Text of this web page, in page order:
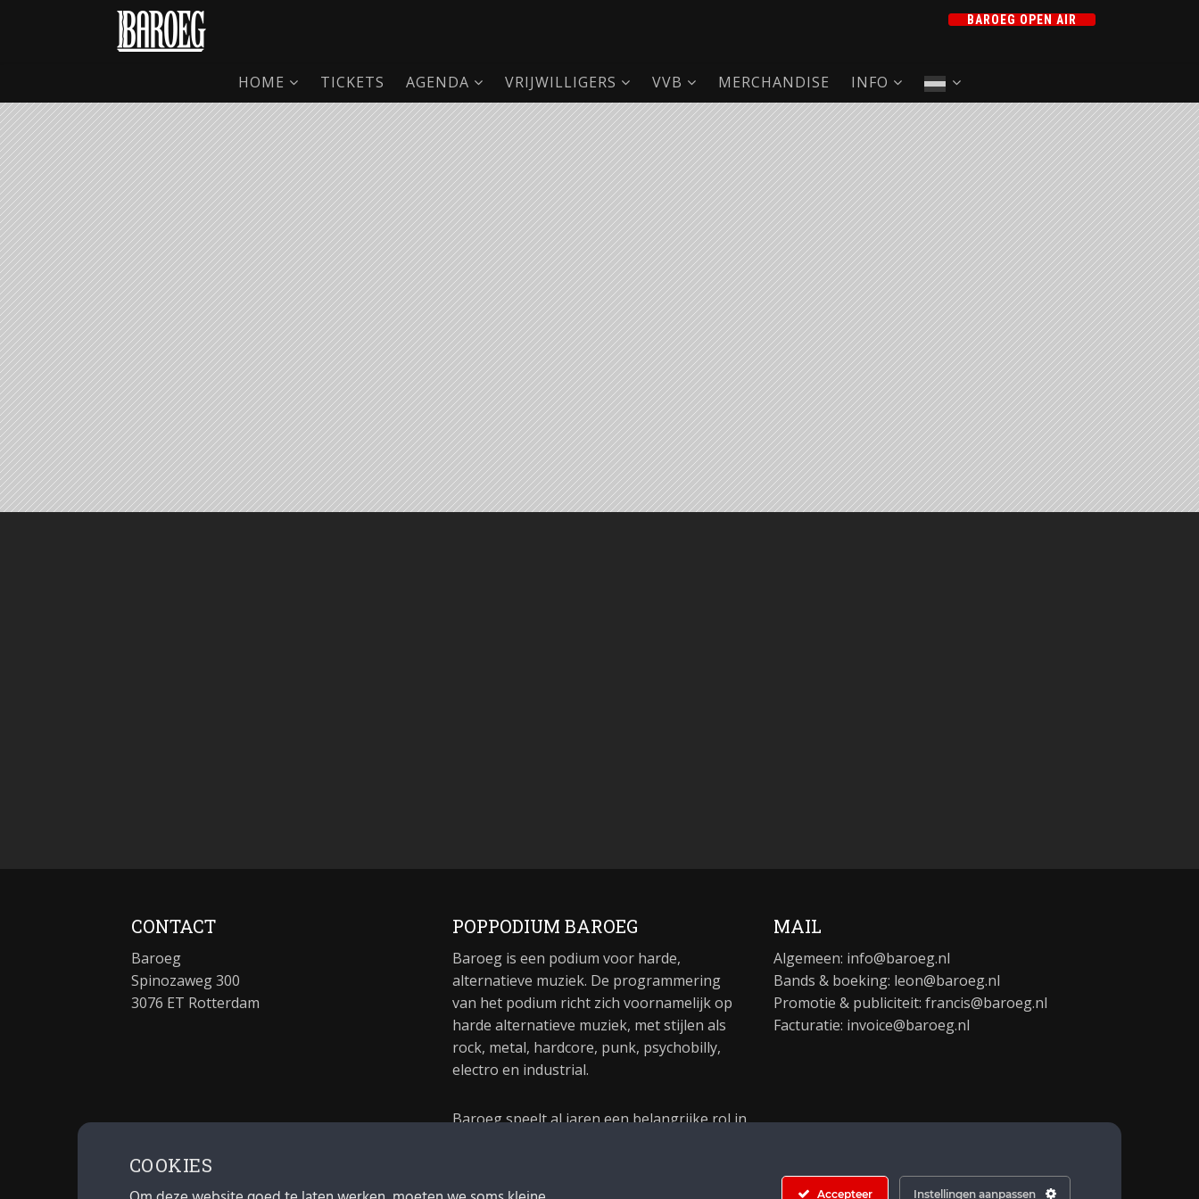
BAROEG OPEN AIR
HOME TICKETS AGENDA VRIJWILLIGERS VVB MERCHANDISE INFO
CONTACT
Baroeg
Spinozaweg 300
3076 ET Rotterdam
POPPODIUM BAROEG
Baroeg is een podium voor harde,
alternatieve muziek. De programmering
van het podium richt zich voornamelijk op
harde alternatieve muziek, met stijlen als
rock, metal, hardcore, punk, psychobilly,
electro en industrial.
Baroeg speelt al jaren een belangrijke rol in
MAIL
Algemeen: info@baroeg.nl
Bands & boeking: leon@baroeg.nl
Promotie & publiciteit: francis@baroeg.nl
Facturatie: invoice@baroeg.nl
COOKIES
Accepteer Instellingen aanpassen